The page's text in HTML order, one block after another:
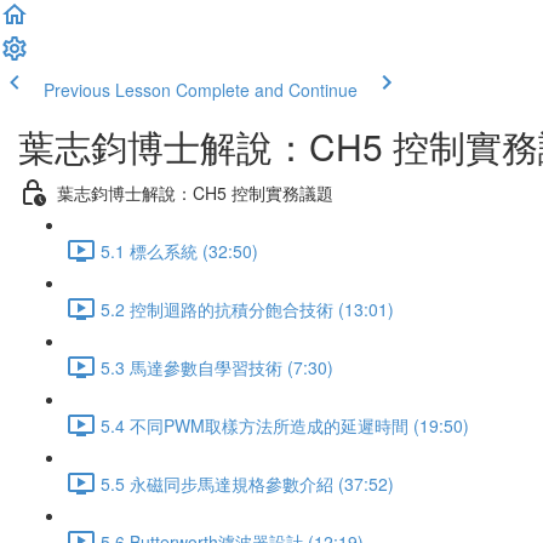
Previous Lesson Complete and Continue
葉志鈞博士解說：CH5 控制實
葉志鈞博士解說：CH5 控制實務議題
5.1 標么系統 (32:50)
5.2 控制迴路的抗積分飽合技術 (13:01)
5.3 馬達參數自學習技術 (7:30)
5.4 不同PWM取樣方法所造成的延遲時間 (19:50)
5.5 永磁同步馬達規格參數介紹 (37:52)